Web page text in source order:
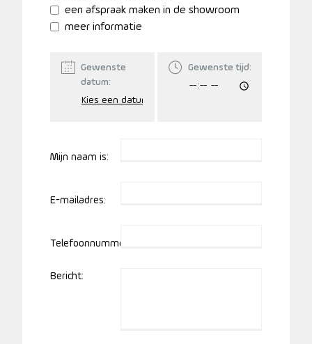
een afspraak maken in de showroom
meer informatie
Gewenste
datum:
Gewenste tijd:
Mijn naam is:
E-mailadres:
Telefoonnummer:
Bericht: